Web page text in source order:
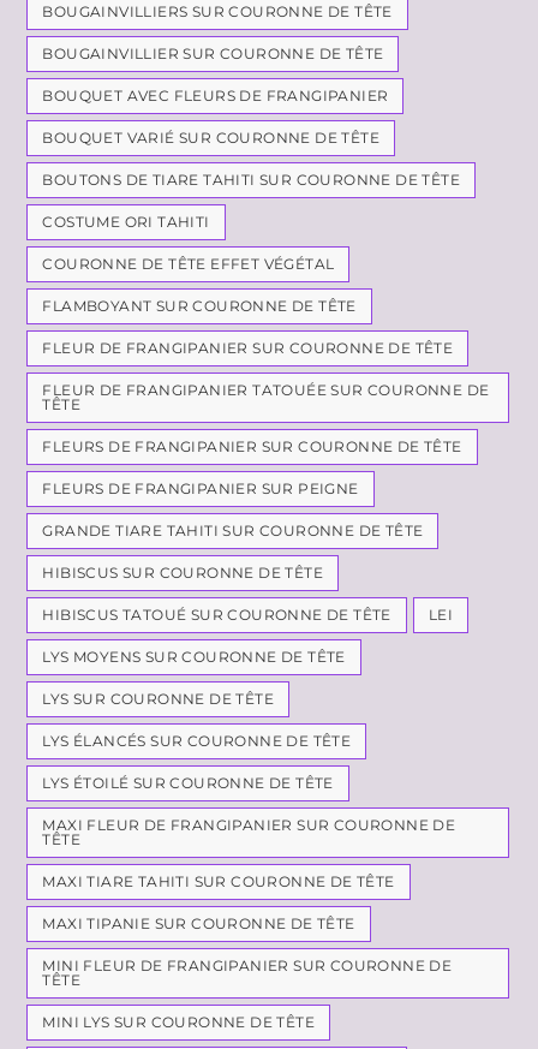
BOUGAINVILLIERS SUR COURONNE DE TÊTE
BOUGAINVILLIER SUR COURONNE DE TÊTE
BOUQUET AVEC FLEURS DE FRANGIPANIER
BOUQUET VARIÉ SUR COURONNE DE TÊTE
BOUTONS DE TIARE TAHITI SUR COURONNE DE TÊTE
COSTUME ORI TAHITI
COURONNE DE TÊTE EFFET VÉGÉTAL
FLAMBOYANT SUR COURONNE DE TÊTE
FLEUR DE FRANGIPANIER SUR COURONNE DE TÊTE
FLEUR DE FRANGIPANIER TATOUÉE SUR COURONNE DE
TÊTE
FLEURS DE FRANGIPANIER SUR COURONNE DE TÊTE
FLEURS DE FRANGIPANIER SUR PEIGNE
GRANDE TIARE TAHITI SUR COURONNE DE TÊTE
HIBISCUS SUR COURONNE DE TÊTE
HIBISCUS TATOUÉ SUR COURONNE DE TÊTE LEI
LYS MOYENS SUR COURONNE DE TÊTE
LYS SUR COURONNE DE TÊTE
LYS ÉLANCÉS SUR COURONNE DE TÊTE
LYS ÉTOILÉ SUR COURONNE DE TÊTE
MAXI FLEUR DE FRANGIPANIER SUR COURONNE DE
TÊTE
MAXI TIARE TAHITI SUR COURONNE DE TÊTE
MAXI TIPANIE SUR COURONNE DE TÊTE
MINI FLEUR DE FRANGIPANIER SUR COURONNE DE
TÊTE
MINI LYS SUR COURONNE DE TÊTE